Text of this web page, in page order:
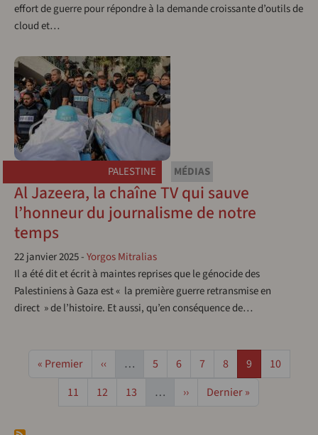
effort de guerre pour répondre à la demande croissante d’outils de
cloud et…
PALESTINE MÉDIAS
Al Jazeera, la chaîne TV qui sauve
l’honneur du journalisme de notre
temps
22 janvier 2025-Yorgos Mitralias
Il a été dit et écrit à maintes reprises que le génocide des
Palestiniens à Gaza est « la première guerre retransmise en
direct » de l’histoire. Et aussi, qu’en conséquence de…
Première page
« Premier Page précédente
‹‹ … Page
5 Page
6 Page
7 Page
8 Page
9 Page
10
Page
11 Page
12 Page
13 … Page suivante
›› Dernière page
Dernier »